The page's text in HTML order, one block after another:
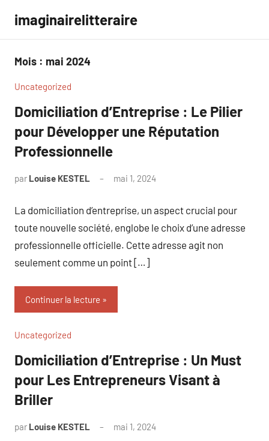
contenu
imaginairelitteraire
Mois : mai 2024
Uncategorized
Domiciliation d’Entreprise : Le Pilier
pour Développer une Réputation
Professionnelle
par Louise KESTEL mai 1, 2024
La domiciliation d’entreprise, un aspect crucial pour
toute nouvelle société, englobe le choix d’une adresse
professionnelle officielle. Cette adresse agit non
seulement comme un point […]
Continuer la lecture
Uncategorized
Domiciliation d’Entreprise : Un Must
pour Les Entrepreneurs Visant à
Briller
par Louise KESTEL mai 1, 2024